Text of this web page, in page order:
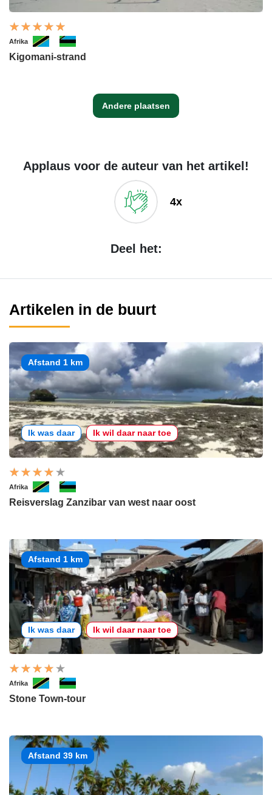
Afrika
Kigomani-strand
Andere plaatsen
Applaus voor de auteur van het artikel!
4x
Deel het:
Artikelen in de buurt
Afstand 1 km
Ik was daar Ik wil daar naar toe
Afrika
Reisverslag Zanzibar van west naar oost
Afstand 1 km
Ik was daar Ik wil daar naar toe
Afrika
Stone Town-tour
Afstand 39 km